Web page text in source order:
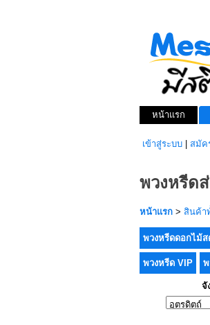
หน้าแรก
เข้าสู่ระบบ สมัค
พวงหรีด
หน้าแรก > สินค้า
พวงหรีดดอกไม้ส
พวงหรีด VIP พ
จั